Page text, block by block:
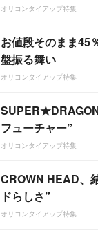
オリコンタイアップ特集
お値段そのまま45
盤振る舞い
オリコンタイアップ特集
フューチャー”
オリコンタイアップ特集
CROWN HEAD、
ドらしさ”
オリコンタイアップ特集